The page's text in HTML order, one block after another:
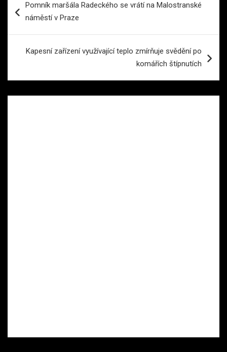
proPomník maršála Radeckého se vrátí na Malostranské
náměstí v Praze
Kapesní zařízení využívající teplo zmírňuje svědění po
komářích štípnutích